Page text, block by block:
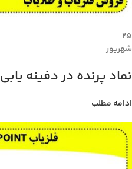
۲۵
شهریور
نماد پرنده در دفینه یابی
ادامه مطلب